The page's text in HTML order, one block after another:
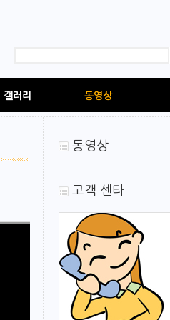
갤러리 동영상
동영상
고객 센타